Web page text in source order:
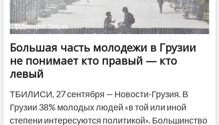
©Дмитрий Зверев
Большая часть молодежи в Грузии
не понимает кто правый — кто
левый
ТБИЛИСИ, 27 сентября — Новости-Грузия. В
Грузии 38% молодых людей «в той или иной
степени интересуются политикой». Большинство